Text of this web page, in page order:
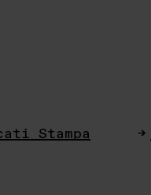
Stampa